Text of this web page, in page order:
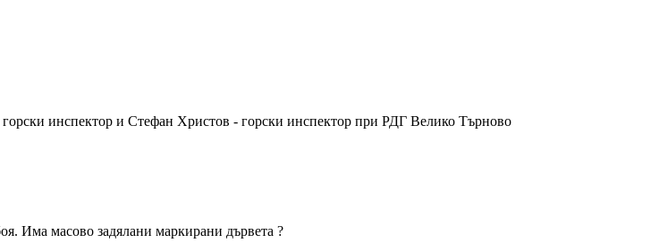
инспектор и Стефан Христов - горски инспектор при РДГ Велико Търново
Има масово задялани маркирани дървета ?